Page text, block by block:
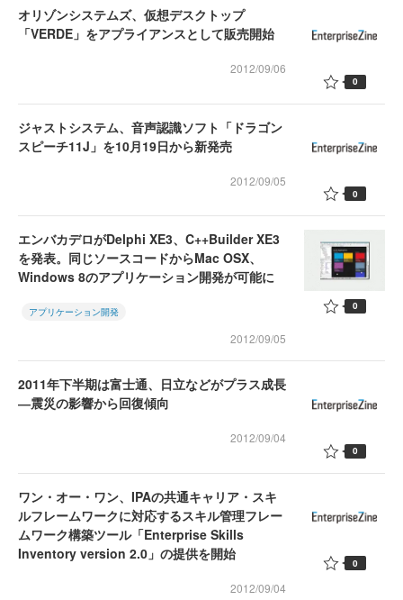
オリゾンシステムズ、仮想デスクトップ
「VERDE」をアプライアンスとして販売開始
2012/09/06
0
ジャストシステム、音声認識ソフト「ドラゴン
スピーチ11J」を10月19日から新発売
2012/09/05
0
エンバカデロがDelphi XE3、C++Builder XE3
を発表。同じソースコードからMac OSX、
Windows 8のアプリケーション開発が可能に
アプリケーション開発
2012/09/05
0
2011年下半期は富士通、日立などがプラス成長
―震災の影響から回復傾向
2012/09/04
0
ワン・オー・ワン、IPAの共通キャリア・スキ
ルフレームワークに対応するスキル管理フレー
ムワーク構築ツール「Enterprise Skills
Inventory version 2.0」の提供を開始
2012/09/04
0